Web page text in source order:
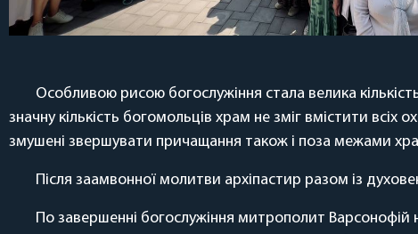
Особливою рисою богослужіння стала велика
значну кількість богомольців храм не зміг вмістити
змушені звершувати причащання також і поза межами
Після заамвонної молитви архіпастир разом із
По завершенні богослужіння митрополит